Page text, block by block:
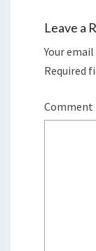
Leave a
Your
Required
Comment